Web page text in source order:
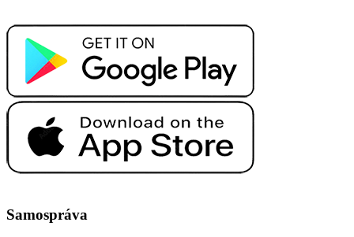
Samospráva